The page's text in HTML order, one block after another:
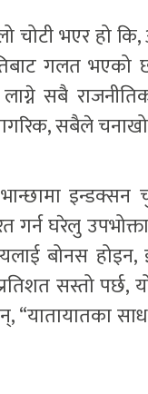
चोटी भएर हो
गलत
लाग्ने सबै
सबैले
गर्न घरेलु
बोनस होइन,
सस्तो
“यातायातका